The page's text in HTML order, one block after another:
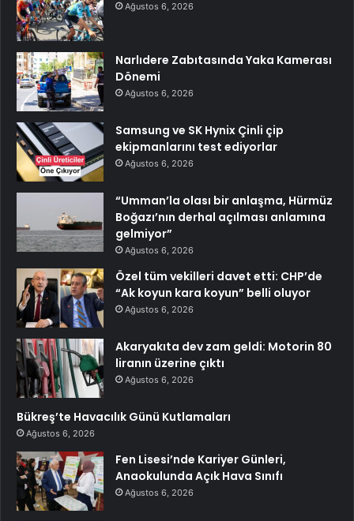
Ağustos 6, 2026
Narlıdere Zabıtasında Yaka Kamerası
Dönemi
Ağustos 6, 2026
Samsung ve SK Hynix Çinli çip
ekipmanlarını test ediyorlar
Ağustos 6, 2026
“Umman’la olası bir anlaşma, Hürmüz
Boğazı’nın derhal açılması anlamına
gelmiyor”
Ağustos 6, 2026
Özel tüm vekilleri davet etti: CHP’de
“Ak koyun kara koyun” belli oluyor
Ağustos 6, 2026
Akaryakıta dev zam geldi: Motorin 80
liranın üzerine çıktı
Ağustos 6, 2026
Bükreş’te Havacılık Günü Kutlamaları
Ağustos 6, 2026
Fen Lisesi’nde Kariyer Günleri,
Anaokulunda Açık Hava Sınıfı
Ağustos 6, 2026